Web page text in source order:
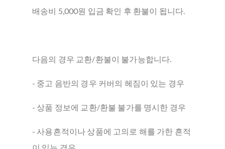
배송비 5,000원 입금 확인 후 환불이 됩니다.
다음의 경우 교환/환불이 불가능합니다.
- 중고 음반의 경우 커버의 헤짐이 있는 경우
- 상품 정보에 교환/환불 불가를 명시한 경우
- 사용흔적이나 상품에 고의로 해를 가한 흔적